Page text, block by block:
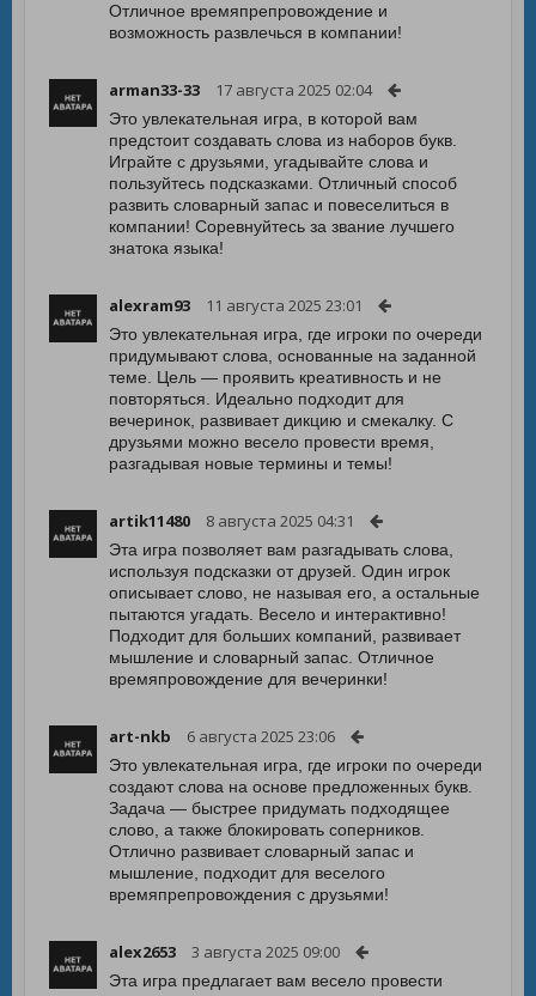
Отличное времяпрепровождение и
возможность развлечься в компании!
arman33-33 17 августа 2025 02:04
Это увлекательная игра, в которой вам
предстоит создавать слова из наборов букв.
Играйте с друзьями, угадывайте слова и
пользуйтесь подсказками. Отличный способ
развить словарный запас и повеселиться в
компании! Соревнуйтесь за звание лучшего
знатока языка!
alexram93 11 августа 2025 23:01
Это увлекательная игра, где игроки по очереди
придумывают слова, основанные на заданной
теме. Цель — проявить креативность и не
повторяться. Идеально подходит для
вечеринок, развивает дикцию и смекалку. С
друзьями можно весело провести время,
разгадывая новые термины и темы!
artik11480 8 августа 2025 04:31
Эта игра позволяет вам разгадывать слова,
используя подсказки от друзей. Один игрок
описывает слово, не называя его, а остальные
пытаются угадать. Весело и интерактивно!
Подходит для больших компаний, развивает
мышление и словарный запас. Отличное
времяпровождение для вечеринки!
art-nkb 6 августа 2025 23:06
Это увлекательная игра, где игроки по очереди
создают слова на основе предложенных букв.
Задача — быстрее придумать подходящее
слово, а также блокировать соперников.
Отлично развивает словарный запас и
мышление, подходит для веселого
времяпрепровождения с друзьями!
alex2653 3 августа 2025 09:00
Эта игра предлагает вам весело провести